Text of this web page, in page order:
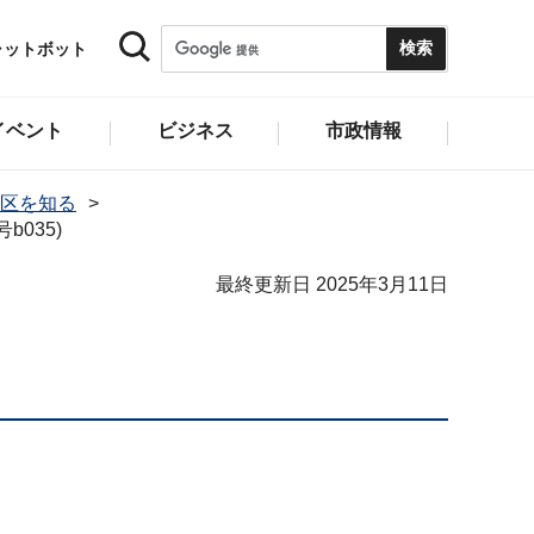
トボット
ント ビジネス 市政情報
を知る
b035)
最終更新日 2025年3月11日